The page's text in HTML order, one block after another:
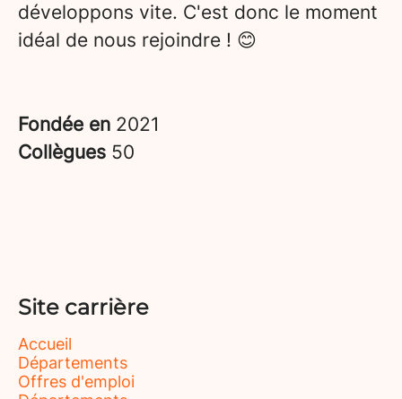
développons vite. C'est donc le moment
idéal de nous rejoindre ! 😊
Fondée en 2021
Collègues 50
Site carrière
Accueil
Départements
Offres d'emploi